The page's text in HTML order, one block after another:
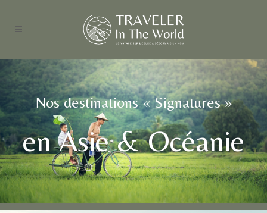
Nos destinations « Signatures »
en Asie & Océanie